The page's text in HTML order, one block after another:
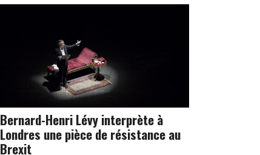
Bernard-Henri Lévy interprète à
Londres une pièce de résistance au
Brexit